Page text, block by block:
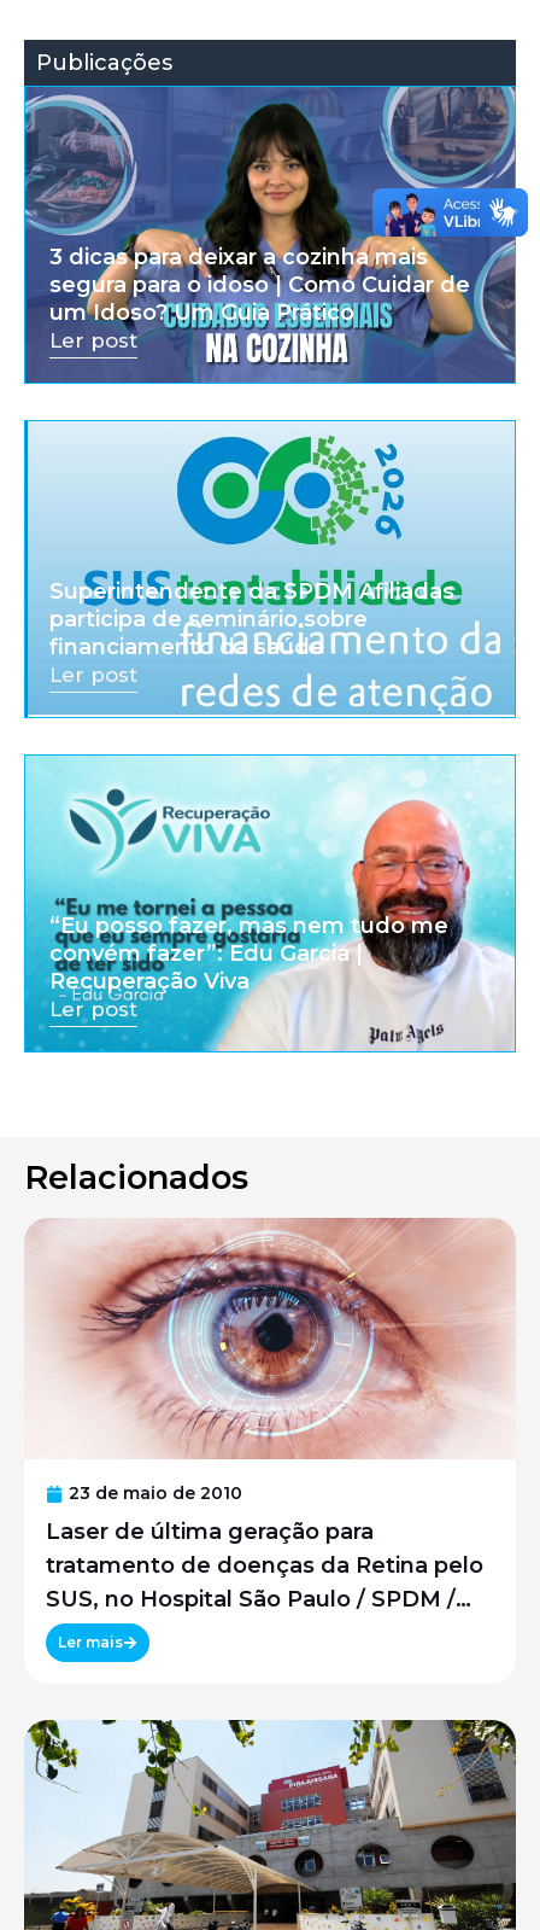
Publicações
3 dicas para deixar a cozinha mais
segura para o idoso | Como Cuidar de
um Idoso? Um Guia Prático
Ler post
Superintendente da SPDM Afiliadas
participa de seminário sobre
financiamento da saúde
Ler post
“Eu posso fazer, mas nem tudo me
convém fazer”: Edu Garcia |
Recuperação Viva
Ler post
Relacionados
23 de maio de 2010
Laser de última geração para
tratamento de doenças da Retina pelo
SUS, no Hospital São Paulo / SPDM /
UNIFESP
Ler mais